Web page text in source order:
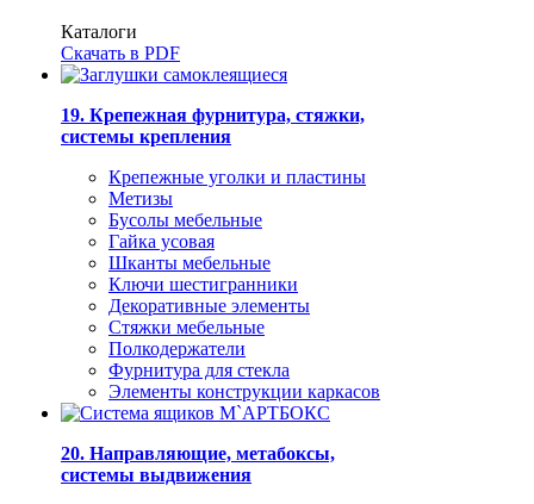
Каталоги
Скачать в PDF
19. Крепежная фурнитура, стяжки,
системы крепления
Крепежные уголки и пластины
Метизы
Бусолы мебельные
Гайка усовая
Шканты мебельные
Ключи шестигранники
Декоративные элементы
Стяжки мебельные
Полкодержатели
Фурнитура для стекла
Элементы конструкции каркасов
20. Направляющие, метабоксы,
системы выдвижения